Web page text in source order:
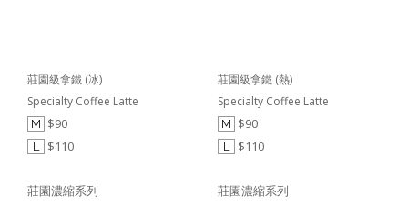
莊園級拿鐵 (冰)
Specialty Coffee Latte
M $90
L $110
莊園濃縮系列
莊園級拿鐵 (熱)
Specialty Coffee Latte
M $90
L $110
莊園濃縮系列